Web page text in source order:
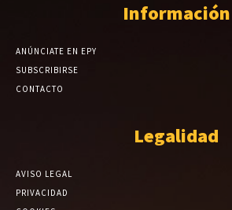
Información
ANÚNCIATE EN EPY
SUBSCRIBIRSE
CONTACTO
Legalidad
AVISO LEGAL
PRIVACIDAD